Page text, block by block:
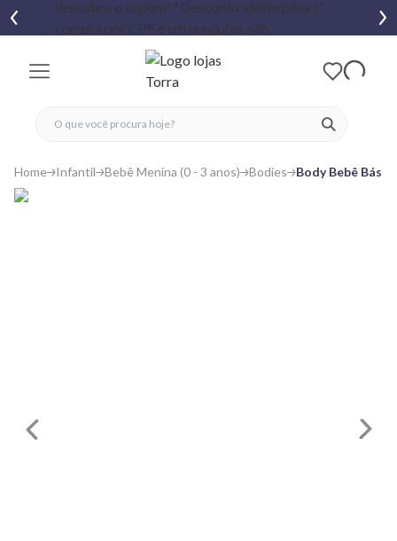
ver
fechar menu
fechar menu
favoritos
Home Infantil Bebê Menina (0 - 3 anos) Bodies Body Bebê